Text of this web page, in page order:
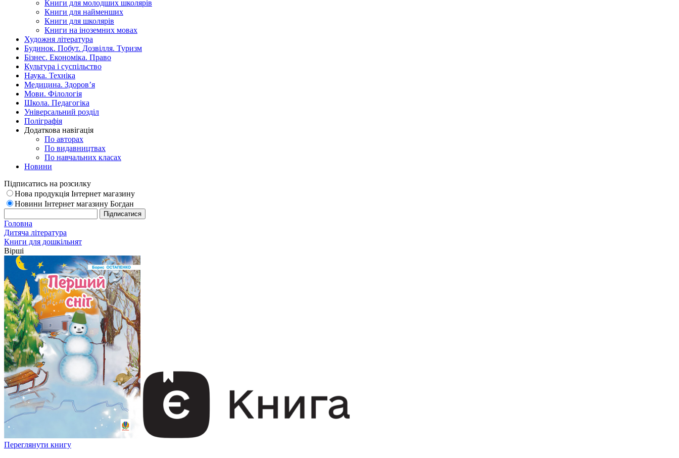
Книги для молодших школярів
Книги для найменших
Книги для школярів
Книги на іноземних мовах
Художня література
Будинок. Побут. Дозвілля. Туризм
Бізнес. Економіка. Право
Культура і суспільство
Наука. Техніка
Медицина. Здоров’я
Мови. Філологія
Школа. Педагогіка
Універсальний розділ
Поліграфія
Додаткова навігація
По авторах
По видавництвах
По навчальних класах
Новини
Підписатись на розсилку
Нова продукція Інтернет магазину
Новини Інтернет магазину Богдан
Головна
Дитяча література
Книги для дошкільнят
Вірші
Переглянути книгу